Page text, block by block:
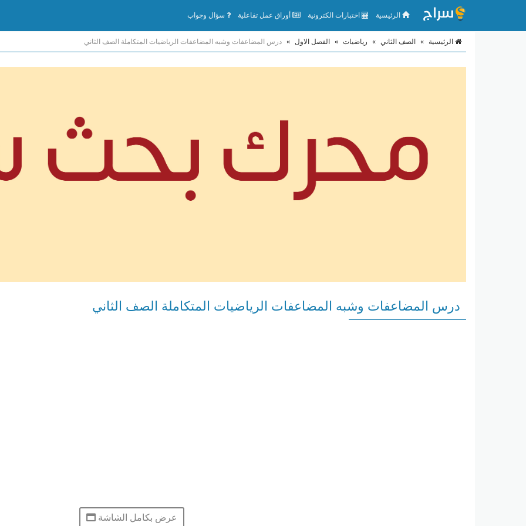
الرئيسية اختبارات الكترونية أوراق عمل تفاعلية سؤال وجواب
الرئيسية » الصف الثاني » رياضيات » الفصل الاول » درس المضاعفات وشبه المضاعفات الرياضيات المتكاملة الصف الثاني
درس المضاعفات وشبه المضاعفات الرياضيات المتكاملة الصف الثاني
عرض بكامل الشاشة